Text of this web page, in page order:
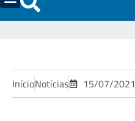
InícioNotícias 15/07/2021